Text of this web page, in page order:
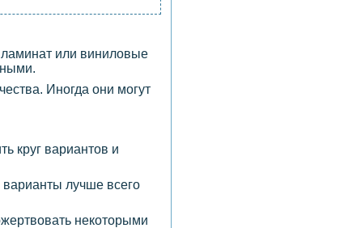
или виниловые
Иногда они могут
круг вариантов и
варианты лучше всего
некоторыми